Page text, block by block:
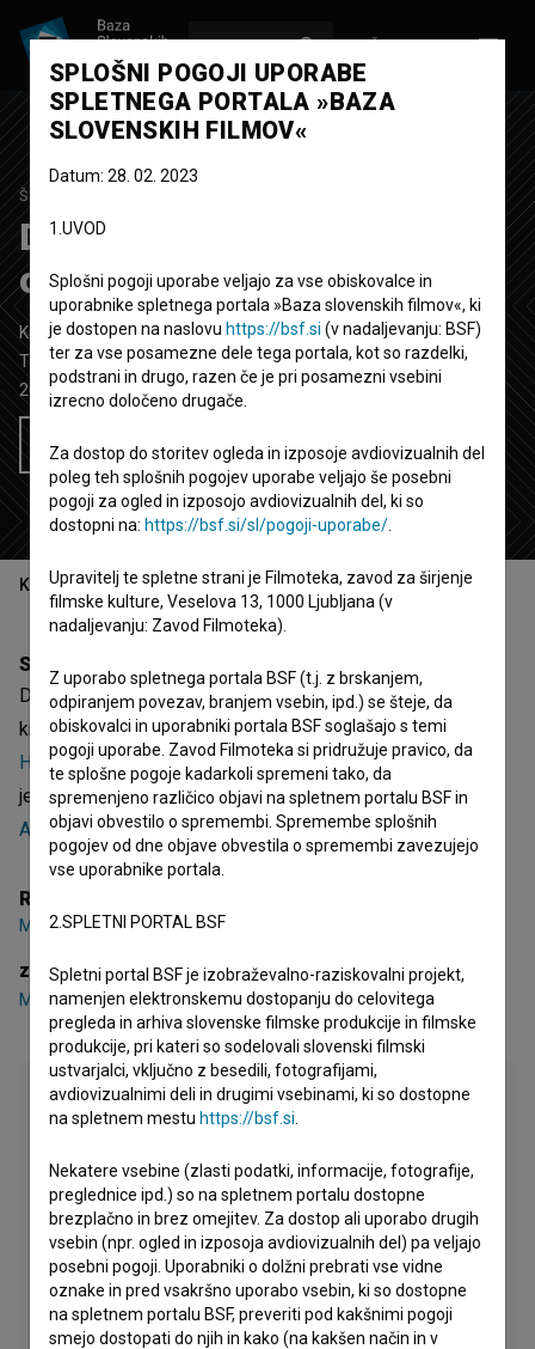
ŠTUDIJSKI PROJEKT
DEAD FATHER, Kam je
odšel naš Veliki Oče?
Kratka TV igra
39' 52''
TV drama
2012
Slovenija
Želim si ogledati ta film
Kazalo
Sinopsis
DEAD FATHER, Kam je odšel naš Veliki Oče? je slovenska
kratka TV igra. Nastopajo Meta Černe,Anja Drnovšek
Himelrajh . Žanrsko je opredeljena kot TV drama. Režiserka
je
Mina Bergant . Nastala je v produkcijiUL AGRFT -
Akademija za gledališče, radio, film in televizijo.
Režija
Mina Bergant
zasedba
Meta Černe,Anja Drnovšek,Sara Himelrajh
SPLOŠNI POGOJI UPORABE
SPLETNEGA PORTALA »BAZA
SLOVENSKIH FILMOV«
Datum: 28. 02. 2023
1.UVOD
Splošni pogoji uporabe veljajo za vse obiskovalce in
uporabnike spletnega portala »Baza slovenskih filmov«, ki
je dostopen na naslovu https://bsf.si (v nadaljevanju: BSF)
ter za vse posamezne dele tega portala, kot so razdelki,
podstrani in drugo, razen če je pri posamezni vsebini
izrecno določeno drugače.
Za dostop do storitev ogleda in izposoje avdiovizualnih del
poleg teh splošnih pogojev uporabe veljajo še posebni
pogoji za ogled in izposojo avdiovizualnih del, ki so
dostopni na: https://bsf.si/sl/pogoji-uporabe/
Upravitelj te spletne strani je Filmoteka, zavod za širjenje
filmske kulture, Veselova 13, 1000 Ljubljana (v
nadaljevanju: Zavod Filmoteka).
Z uporabo spletnega portala BSF (t.j. z brskanjem,
odpiranjem povezav, branjem vsebin, ipd.) se šteje, da
obiskovalci in uporabniki portala BSF soglašajo s temi
pogoji uporabe. Zavod Filmoteka si pridružuje pravico, da
te splošne pogoje kadarkoli spremeni tako, da
spremenjeno različico objavi na spletnem portalu BSF in
objavi obvestilo o spremembi. Spremembe splošnih
pogojev od dne objave obvestila o spremembi zavezujejo
vse uporabnike portala.
2.SPLETNI PORTAL BSF
Spletni portal BSF je izobraževalno-raziskovalni projekt,
namenjen elektronskemu dostopanju do celovitega
pregleda in arhiva slovenske filmske produkcije in filmske
produkcije, pri kateri so sodelovali slovenski filmski
ustvarjalci, vključno z besedili, fotografijami,
avdiovizualnimi deli in drugimi vsebinami, ki so dostopne
na spletnem mestu https://bsf.si
Nekatere vsebine (zlasti podatki, informacije, fotografije,
preglednice ipd.) so na spletnem portalu dostopne
brezplačno in brez omejitev. Za dostop ali uporabo drugih
vsebin (npr. ogled in izposoja avdiovizualnih del) pa veljajo
posebni pogoji. Uporabniki o dolžni prebrati vse vidne
oznake in pred vsakršno uporabo vsebin, ki so dostopne
na spletnem portalu BSF, preveriti pod kakšnimi pogoji
smejo dostopati do njih in kako (na kakšen način in v